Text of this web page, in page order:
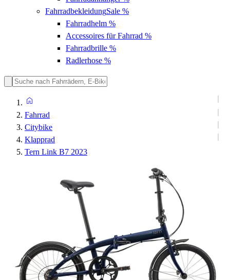
FahrradbekleidungSale %
Fahrradhelm %
Accessoires für Fahrrad %
Fahrradbrille %
Radlerhose %
Fahrrad
Citybike
Klapprad
Tern Link B7 2023